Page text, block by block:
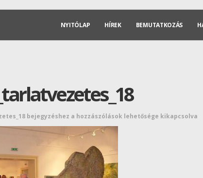
NYITÓLAP HÍREK BEMUTATKOZÁS
bejegyzéshez a hozzászólások lehetősége kikapcsolva